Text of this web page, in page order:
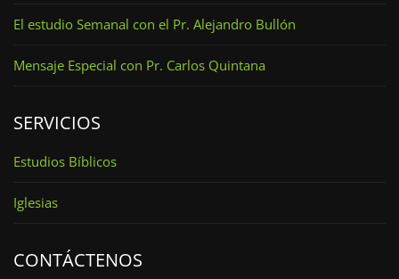
El estudio Semanal con el Pr. Alejandro Bullón
Mensaje Especial con Pr. Carlos Quintana
SERVICIOS
Estudios Bíblicos
Iglesias
CONTÁCTENOS